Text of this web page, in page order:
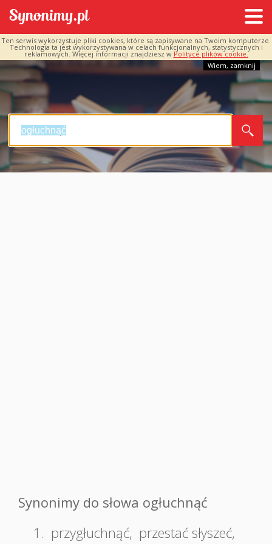
Ten serwis wykorzystuje pliki cookies, które są zapisywane na Twoim komputerze.
Technologia ta jest wykorzystywana w celach funkcjonalnych, statystycznych i
reklamowych. Więcej informacji znajdziesz w Polityce plików cookie.
Wiem, zamknij
Synonimy do słowa ogłuchnąć
1. przygłuchnąć, przestać słyszeć,